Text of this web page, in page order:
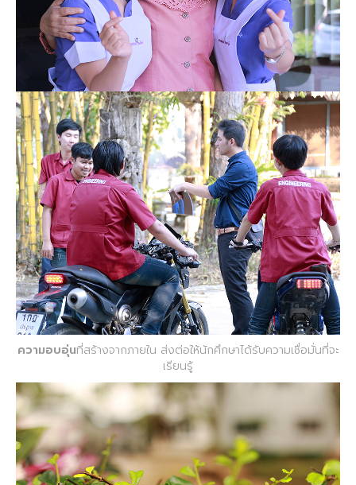
ความอบอุ่นที่สร้างจากภายใน ส่งต่อให้นักศึกษาได้รับความเชื่อมั่นที่จะ
เรียนรู้